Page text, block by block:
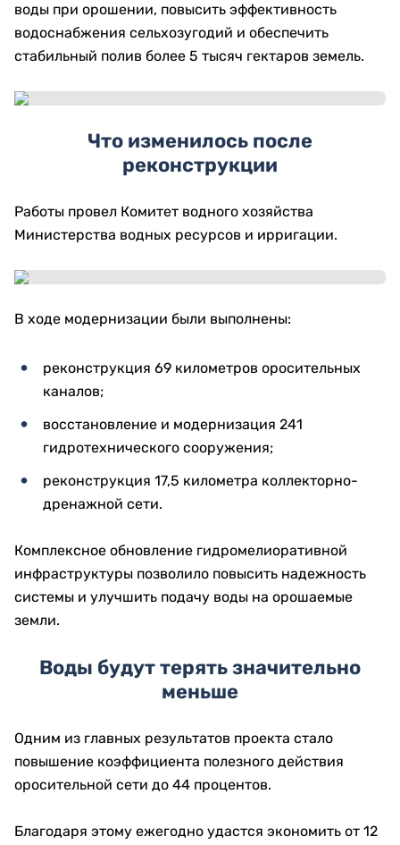
воды при орошении, повысить эффективность
водоснабжения сельхозугодий и обеспечить
стабильный полив более 5 тысяч гектаров земель.
Что изменилось после
реконструкции
Работы провел Комитет водного хозяйства
Министерства водных ресурсов и ирригации.
В ходе модернизации были выполнены:
реконструкция 69 километров оросительных
каналов;
восстановление и модернизация 241
гидротехнического сооружения;
реконструкция 17,5 километра коллекторно-
дренажной сети.
Комплексное обновление гидромелиоративной
инфраструктуры позволило повысить надежность
системы и улучшить подачу воды на орошаемые
земли.
Воды будут терять значительно
меньше
Одним из главных результатов проекта стало
повышение коэффициента полезного действия
оросительной сети до 44 процентов.
Благодаря этому ежегодно удастся экономить от 12